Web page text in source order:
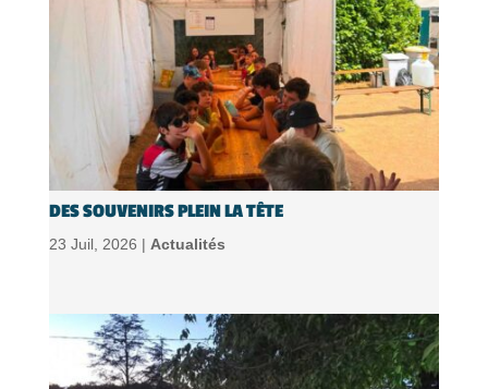
DES SOUVENIRS PLEIN LA TÊTE
23 Juil, 2026 | Actualités